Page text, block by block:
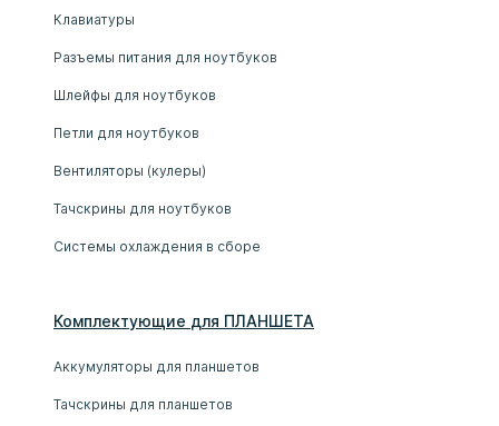
Клавиатуры
Разъемы питания для ноутбуков
Шлейфы для ноутбуков
Петли для ноутбуков
Вентиляторы (кулеры)
Тачскрины для ноутбуков
Системы охлаждения в сборе
Комплектующие для ПЛАНШЕТА
Аккумуляторы для планшетов
Тачскрины для планшетов